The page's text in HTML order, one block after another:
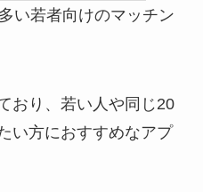
い若者向けのマッチン
おり、若い人や同じ20
い方におすすめなアプ